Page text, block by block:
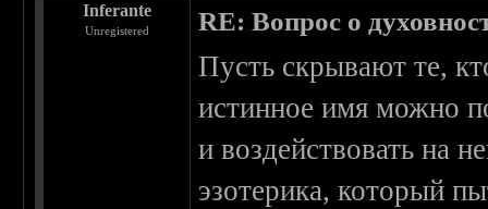
Inferante
Unregistered RE: Вопрос о
Пусть скрывают те,
истинное имя можно
и воздействовать на
эзотерика, который